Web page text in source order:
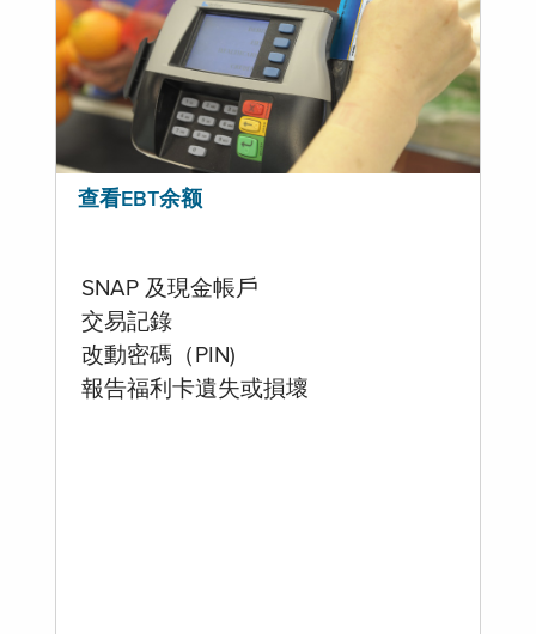
查看EBT余额
SNAP 及現金帳戶
交易記錄
改動密碼（PIN)
報告福利卡遺失或損壞